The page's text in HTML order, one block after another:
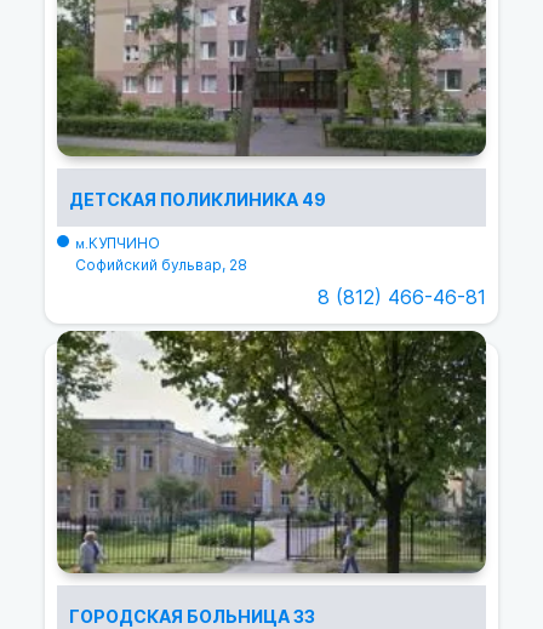
ДЕТСКАЯ ПОЛИКЛИНИКА 49
м.КУПЧИНО
Софийский бульвар, 28
8 (812) 466-46-81
ГОРОДСКАЯ БОЛЬНИЦА 33